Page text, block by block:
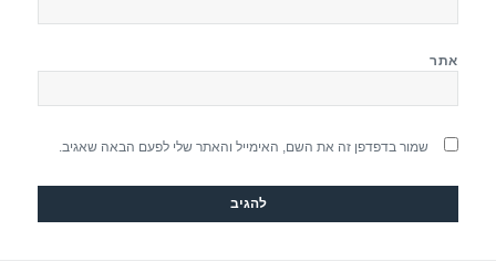
אתר
שמור בדפדפן זה את השם, האימייל והאתר שלי לפעם הבאה שאגיב.